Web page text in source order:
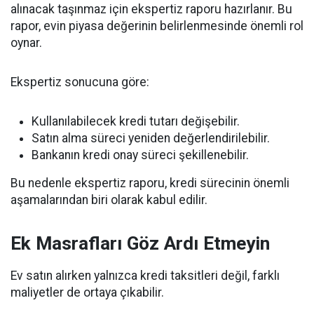
alınacak taşınmaz için ekspertiz raporu hazırlanır. Bu
rapor, evin piyasa değerinin belirlenmesinde önemli rol
oynar.
Ekspertiz sonucuna göre:
Kullanılabilecek kredi tutarı değişebilir.
Satın alma süreci yeniden değerlendirilebilir.
Bankanın kredi onay süreci şekillenebilir.
Bu nedenle ekspertiz raporu, kredi sürecinin önemli
aşamalarından biri olarak kabul edilir.
Ek Masrafları Göz Ardı Etmeyin
Ev satın alırken yalnızca kredi taksitleri değil, farklı
maliyetler de ortaya çıkabilir.